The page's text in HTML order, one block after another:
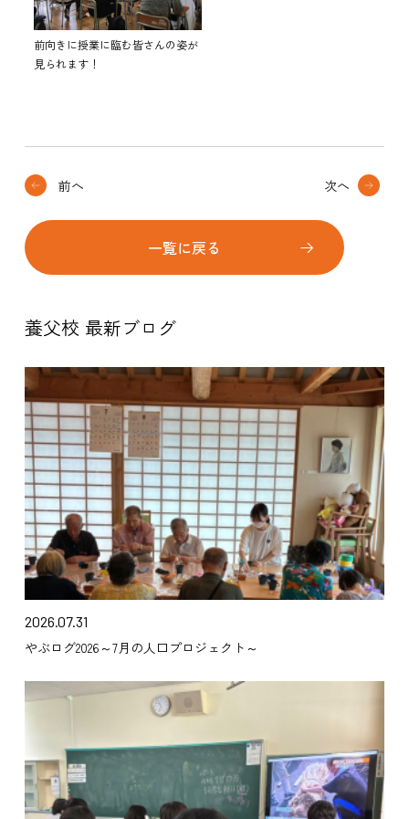
前向きに授業に臨む皆さんの姿が
見られます！
前へ
一覧に戻る
次へ
養父校 最新ブログ
2026.07.31
やぶログ2026～7月の人口プロジェクト～